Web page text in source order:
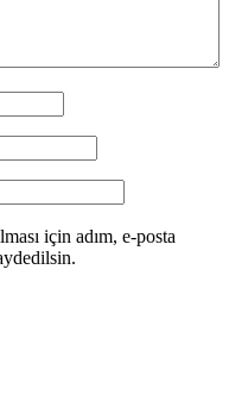
için adım, e-posta